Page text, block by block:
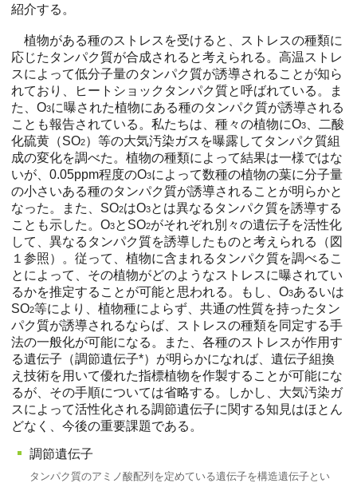
紹介する。
植物がある種のストレスを受けると、ストレスの種類に
応じたタンパク質が合成されると考えられる。高温ストレ
スによって低分子量のタンパク質が誘導されることが知ら
れており、ヒートショックタンパク質と呼ばれている。ま
た、O3に曝された植物にある種のタンパク質が誘導される
ことも報告されている。私たちは、種々の植物にO3
、二酸
化硫黄（SO2）等の大気汚染ガスを曝露してタンパク質組
成の変化を調べた。植物の種類によって結果は一様ではな
いが、0.05ppm程度のO3によって数種の植物の葉に分子量
の小さいある種のタンパク質が誘導されることが明らかと
なった。また、SO2はO3とは異なるタンパク質を誘導する
ことも示した。O3とSO2がそれぞれ別々の遺伝子を活性化
して、異なるタンパク質を誘導したものと考えられる（図
１参照）。従って、植物に含まれるタンパク質を調べるこ
とによって、その植物がどのようなストレスに曝されてい
るかを推定することが可能と思われる。もし、O3あるいは
SO2等により、植物種によらず、共通の性質を持ったタン
パク質が誘導されるならば、ストレスの種類を同定する手
法の一般化が可能になる。また、各種のストレスが作用す
る遺伝子（調節遺伝子*）が明らかになれば、遺伝子組換
え技術を用いて優れた指標植物を作製することが可能にな
るが、その手順については省略する。しかし、大気汚染ガ
スによって活性化される調節遺伝子に関する知見はほとん
どなく、今後の重要課題である。
調節遺伝子
タンパク質のアミノ酸配列を定めている遺伝子を構造遺伝子とい